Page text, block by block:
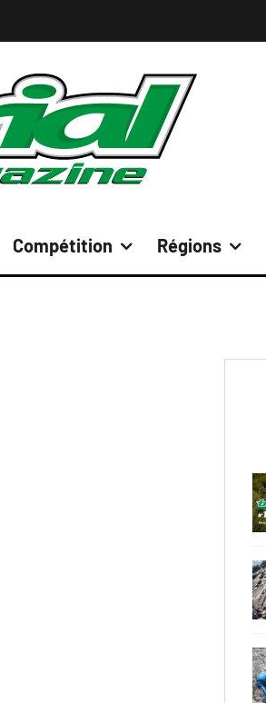
Compétition Régions